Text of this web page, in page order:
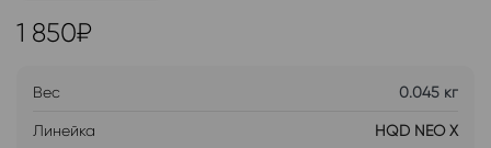
1 850₽
Вес 0.045 кг
Линейка HQD NEO X